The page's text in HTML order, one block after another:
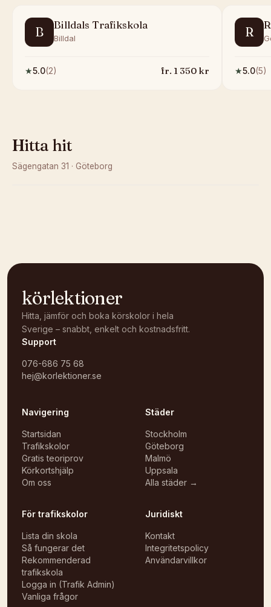
B Billdals Trafikskola
Billdal
★5.0(2) fr. 1 350kr
R
★5.0(5)
Hitta hit
Sägengatan 31 · Göteborg
körlektioner
Hitta, jämför och boka körskolor i hela
Sverige – snabbt, enkelt och kostnadsfritt.
Support
076-686 75 68
hej@korlektioner.se
Navigering
Startsidan
Trafikskolor
Gratis teoriprov
Körkortshjälp
Om oss
Städer
Stockholm
Göteborg
Malmö
Uppsala
Alla städer →
För trafikskolor
Lista din skola
Så fungerar det
Rekommenderad
trafikskola
Logga in (Trafik Admin)
Vanliga frågor
Juridiskt
Kontakt
Integritetspolicy
Användarvillkor